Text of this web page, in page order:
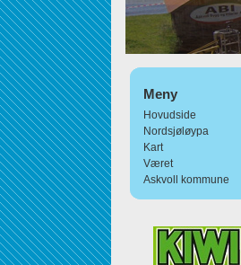
Meny
Hovudside
Nordsjøløypa
Kart
Været
Askvoll kommune